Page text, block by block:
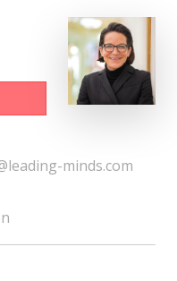
minds.com